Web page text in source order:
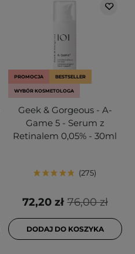
PROMOCJA BESTSELLER
WYBÓR KOSMETOLOGA
Geek & Gorgeous - A-
Game 5 - Serum z
Retinalem 0,05% - 30ml
275
76,00 zł
72,20 zł
DODAJ DO KOSZYKA